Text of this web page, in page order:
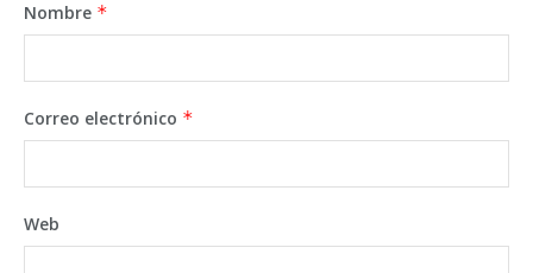
Nombre *
Correo electrónico *
Web